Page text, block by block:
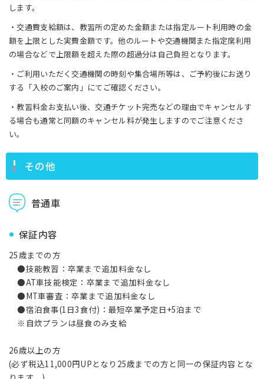
します。
・交通費支給額は、教習所の定めた金額または指定ルート利用時の金
額を上限とした実費金額です。他のルートや交通機関また指定席利用
の場合などで上限額を超えた際の超過分は自己負担となります。
・ご利用いただく交通機関の時刻や集合場所等は、ご予約後にお送り
する「入校のご案内」にてご確認ください。
・教習料金お支払い後、交通チケット完売などの理由でキャンセルす
る場合も通常と同額のキャンセル料が発生しますのでご注意くださ
い。
その他
普通車
保証内容
25歳までの方
●技能教習：卒業まで追加料金なし
●AT車技能検定：卒業まで追加料金なし
●MT車審査：卒業まで追加料金なし
●宿泊食事(1日3食付)：最短卒業予定日+5泊まで
※自炊プランは昼食のみ支給
26歳以上の方
(必ず税込11,000円UPとなり25歳までの方と同一の保証内容とな